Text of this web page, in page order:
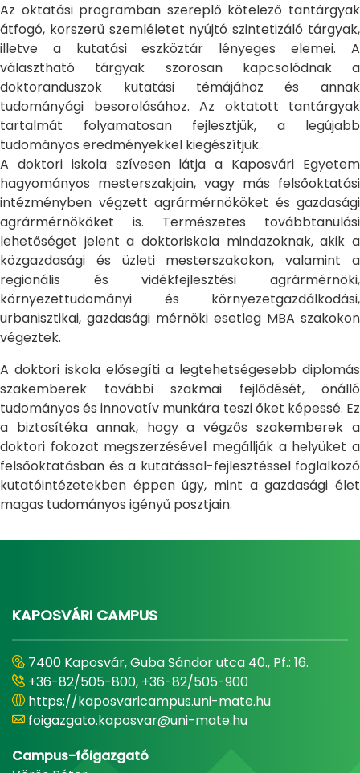
Az oktatási programban szereplő kötelező tantárgyak
átfogó, korszerű szemléletet nyújtó szintetizáló tárgyak,
illetve a kutatási eszköztár lényeges elemei. A
választható tárgyak szorosan kapcsolódnak a
doktoranduszok kutatási témájához és annak
tudományági besorolásához. Az oktatott tantárgyak
tartalmát folyamatosan fejlesztjük, a legújabb
tudományos eredményekkel kiegészítjük.
A doktori iskola szívesen látja a Kaposvári Egyetem
hagyományos mesterszakjain, vagy más felsőoktatási
intézményben végzett agrármérnököket és gazdasági
agrármérnököket is. Természetes továbbtanulási
lehetőséget jelent a doktoriskola mindazoknak, akik a
közgazdasági és üzleti mesterszakokon, valamint a
regionális és vidékfejlesztési agrármérnöki,
környezettudományi és környezetgazdálkodási,
urbanisztikai, gazdasági mérnöki esetleg MBA szakokon
végeztek.
A doktori iskola elősegíti a legtehetségesebb diplomás
szakemberek további szakmai fejlődését, önálló
tudományos és innovatív munkára teszi őket képessé. Ez
a biztosítéka annak, hogy a végzős szakemberek a
doktori fokozat megszerzésével megállják a helyüket a
felsőoktatásban és a kutatással-fejlesztéssel foglalkozó
kutatóintézetekben éppen úgy, mint a gazdasági élet
magas tudományos igényű posztjain.
KAPOSVÁRI CAMPUS
7400 Kaposvár, Guba Sándor utca 40., Pf.: 16.
+36-82/505-800, +36-82/505-900
https://kaposvaricampus.uni-mate.hu
foigazgato.kaposvar@uni-mate.hu
Campus-főigazgató